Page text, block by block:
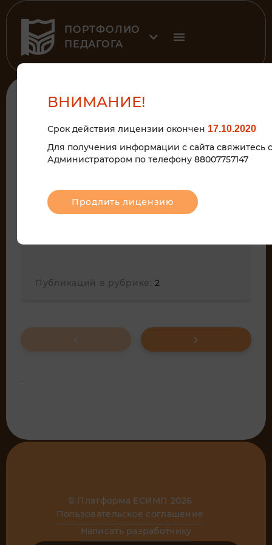
ПОРТФОЛИО
ПЕДАГОГА
МЕДИАТЕКА
Публикаций в рубрике:2
© Платформа ЕСИМП 2026
Пользовательское соглашение
Написать разработчику
ВНИМАНИЕ!
Срок действия лицензии окончен 17.10.2020
Для получения информации с сайта свяжитесь с
Администратором по телефону 88007757147
Продлить лицензию